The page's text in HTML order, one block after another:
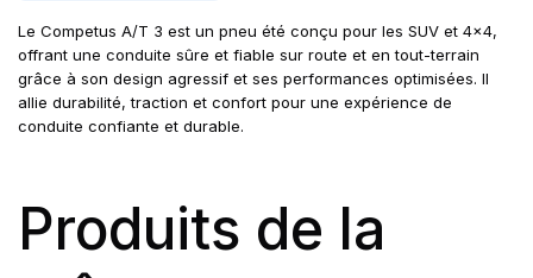
Le Competus A/T 3 est un pneu été conçu pour les SUV et 4x4,
offrant une conduite sûre et fiable sur route et en tout-terrain
grâce à son design agressif et ses performances optimisées. Il
allie durabilité, traction et confort pour une expérience de
conduite confiante et durable.
Produits de la